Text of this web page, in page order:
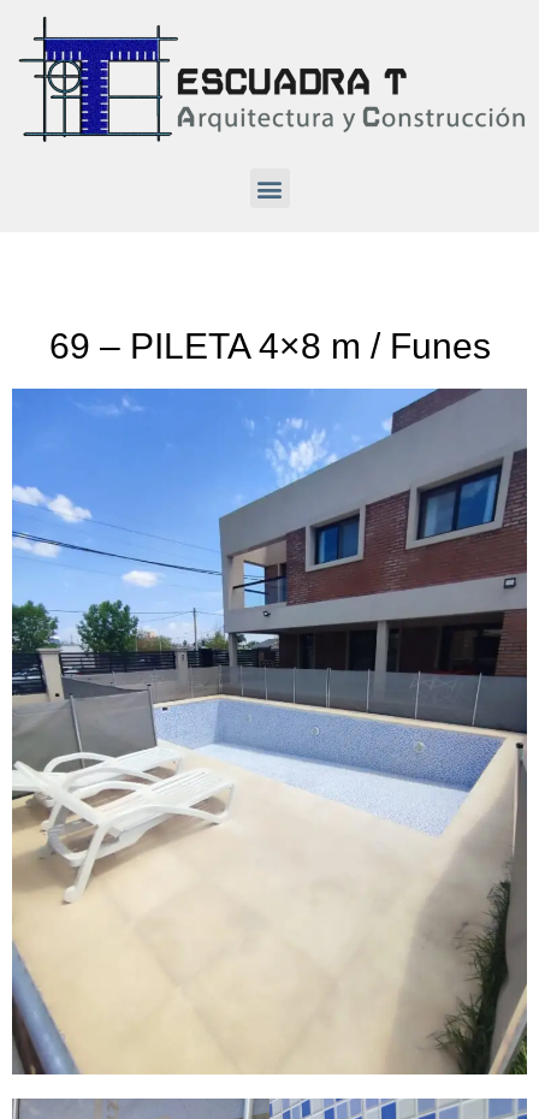
69 – PILETA 4×8 m / Funes